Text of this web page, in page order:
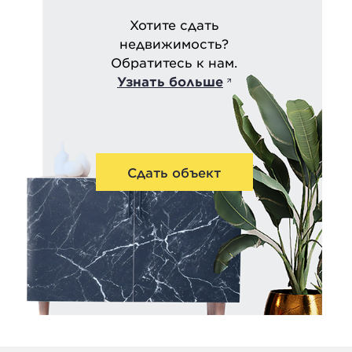
Хотите сдать
недвижимость?
Обратитесь к нам.
Узнать больше
Сдать объект